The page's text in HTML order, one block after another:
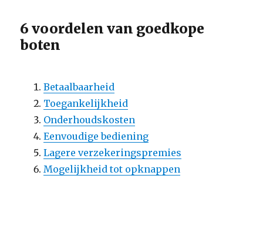
6 voordelen van goedkope
boten
Betaalbaarheid
Toegankelijkheid
Onderhoudskosten
Eenvoudige bediening
Lagere verzekeringspremies
Mogelijkheid tot opknappen